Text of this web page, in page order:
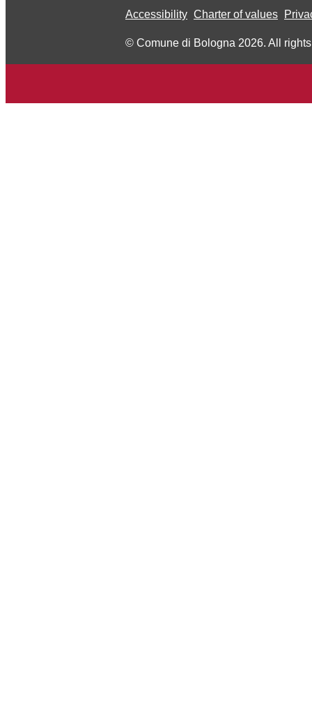
Accessibility Charter of values
© Comune di Bologna 2026. All